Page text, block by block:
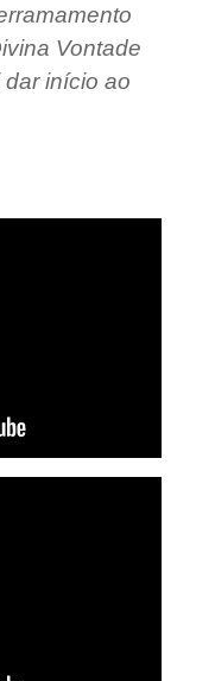
Vontade
início ao